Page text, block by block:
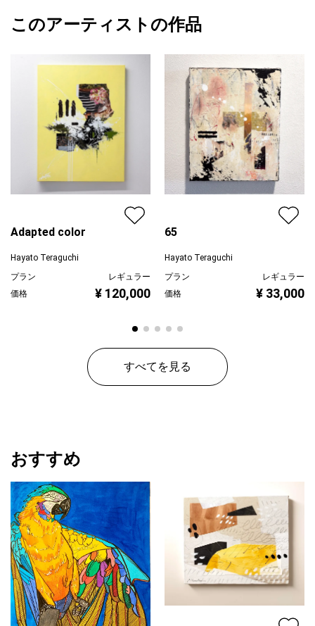
カラー
赤
抽象画
配送目安
二週間以内
その振動がどんな振動かによって、何の物質として存在するのか
が決まります。
同じだと考え、自分の個性として振動を表現しました。
Hayato Teraguchi
このアーティストの作品
Adapted color
Hayato Teraguchi
プラン
レギュラー
価格
¥ 120,000
65
Hayato Teraguchi
プラン
レギュラー
価格
¥ 33,000
すべてを見る
おすすめ